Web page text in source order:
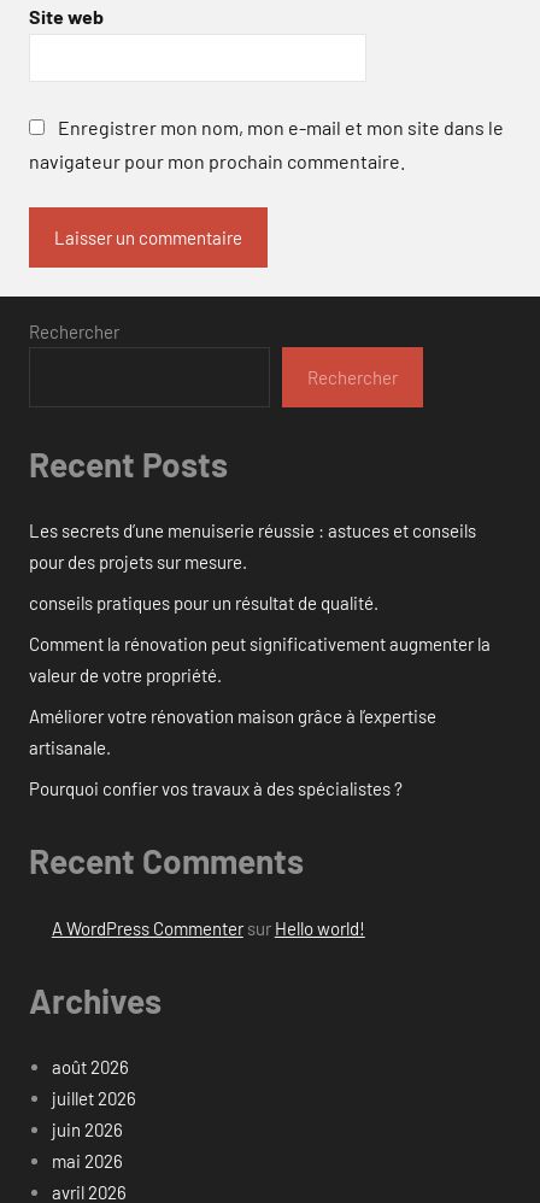
Site web
Enregistrer mon nom, mon e-mail et mon site dans le
navigateur pour mon prochain commentaire.
Rechercher
Rechercher
Recent Posts
Les secrets d’une menuiserie réussie : astuces et conseils
pour des projets sur mesure.
conseils pratiques pour un résultat de qualité.
Comment la rénovation peut significativement augmenter la
valeur de votre propriété.
Améliorer votre rénovation maison grâce à l’expertise
artisanale.
Pourquoi confier vos travaux à des spécialistes ?
Recent Comments
A WordPress Commentersur Hello world!
Archives
août 2026
juillet 2026
juin 2026
mai 2026
avril 2026